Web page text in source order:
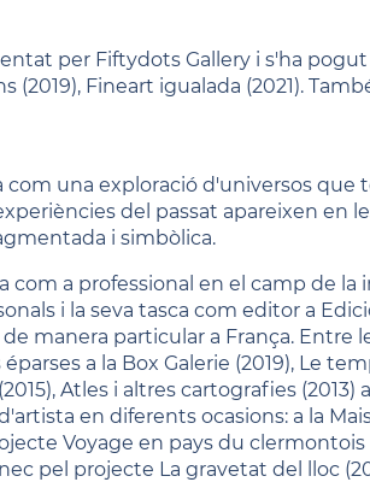
per Fiftydots Gallery i s'ha
(2019), Fineart igualada (2021).
una exploració d'universos que
del passat apareixen en
i simbòlica.
com a professional en el camp de
i la seva tasca com editor a
manera particular a França.
a la Box Galerie (2019), Le
Atles i altres cartografies
en diferents ocasions: a la
Voyage en pays du clermontois
pel projecte La gravetat del lloc